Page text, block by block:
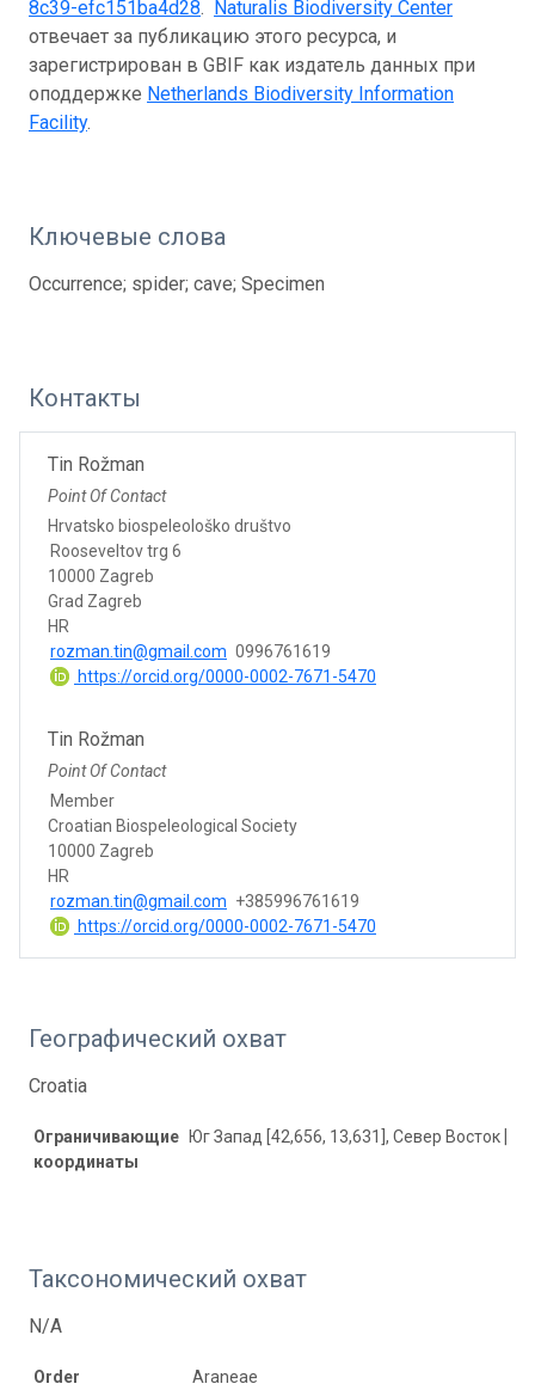
8c39-efc151ba4d28.
Naturalis Biodiversity Center
отвечает за публикацию этого ресурса, и
зарегистрирован в GBIF как издатель данных при
оподдержке Netherlands Biodiversity Information
Facility.
Ключевые слова
Occurrence; spider; cave; Specimen
Контакты
Tin Rožman
Point Of Contact
Hrvatsko biospeleološko društvo
Rooseveltov trg 6
10000 Zagreb
Grad Zagreb
HR
rozman.tin@gmail.com 0996761619
https://orcid.org/0000-0002-7671-5470
Tin Rožman
Point Of Contact
Member
Croatian Biospeleological Society
10000 Zagreb
HR
rozman.tin@gmail.com +385996761619
https://orcid.org/0000-0002-7671-5470
Географический охват
Croatia
Ограничивающие
координаты
Юг Запад [42,656, 13,631], Север Восток
Таксономический охват
N/A
Order Araneae